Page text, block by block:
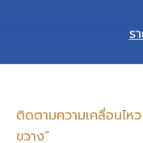
ร
ติดตามความเคลื่อนไ
ขวาง”